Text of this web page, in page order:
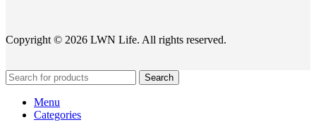
Copyright © 2026 LWN Life. All rights reserved.
Search
Menu
Categories